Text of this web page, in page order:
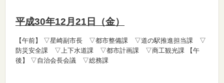
平成30年12月21日（金）
【午前】
▽星崎副市長 ▽都市整備課 ▽道の駅推進担当課 ▽
防災安全課 ▽上下水道課 ▽都市計画課 ▽商工観光課 【午
後】
▽自治会長会議 ▽総務課